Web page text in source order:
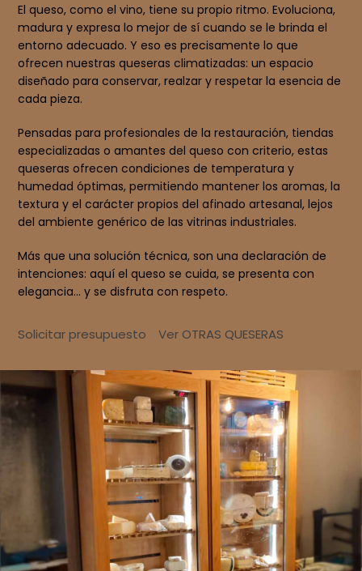
El queso, como el vino, tiene su propio ritmo. Evoluciona,
madura y expresa lo mejor de sí cuando se le brinda el
entorno adecuado. Y eso es precisamente lo que
ofrecen nuestras queseras climatizadas: un espacio
diseñado para conservar, realzar y respetar la esencia de
cada pieza.
Pensadas para profesionales de la restauración, tiendas
especializadas o amantes del queso con criterio, estas
queseras ofrecen condiciones de temperatura y
humedad óptimas, permitiendo mantener los aromas, la
textura y el carácter propios del afinado artesanal, lejos
del ambiente genérico de las vitrinas industriales.
Más que una solución técnica, son una declaración de
intenciones: aquí el queso se cuida, se presenta con
elegancia… y se disfruta con respeto.
Solicitar presupuesto Ver OTRAS QUESERAS